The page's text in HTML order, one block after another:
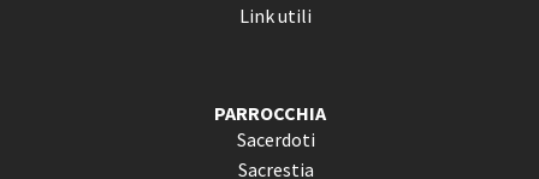
Link utili
PARROCCHIA
Sacerdoti
Sacrestia